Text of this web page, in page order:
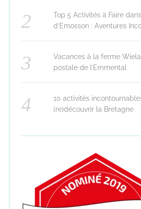
Top 5 Activités à Faire
d’Emosson : Aventures
Vacances à la ferme
postale de l’Emmental
10 activités
(re)découvrir la Bretagne